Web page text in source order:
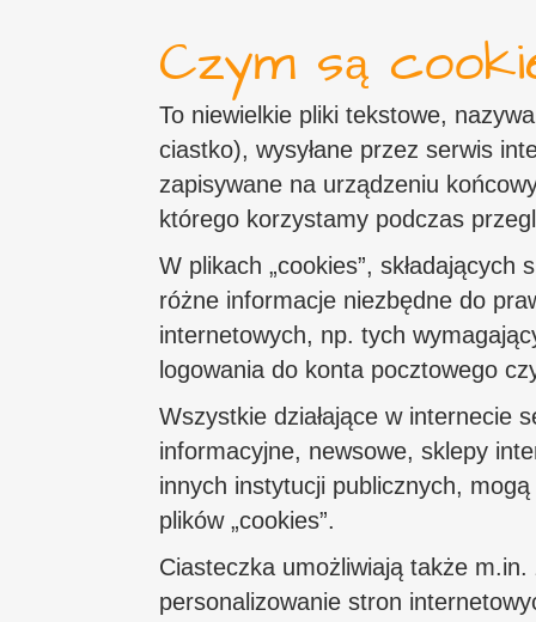
Czym są
To niewielkie pliki tekstowe,
ciastko), wysyłane przez serwis
zapisywane na urządzeniu
którego korzystamy podczas
W plikach „cookies”,
różne informacje niezbędne do
internetowych, np. tych
logowania do konta pocztowego
Wszystkie działające w internecie
informacyjne, newsowe, sklepy
innych instytucji publicznych, mogą
plików „cookies”.
Ciasteczka umożliwiają także
personalizowanie stron